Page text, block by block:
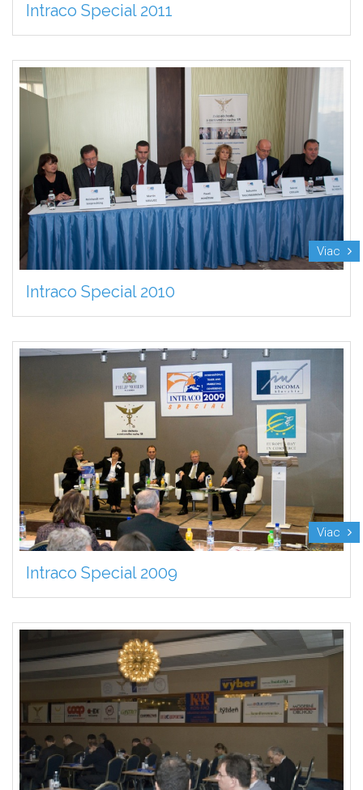
Intraco Special 2011
Viac
Intraco Special 2010
Viac
Intraco Special 2009